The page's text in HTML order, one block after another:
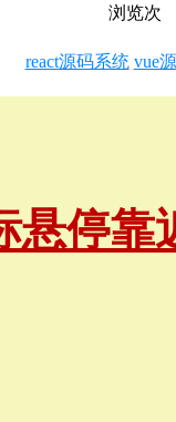
浏览次
react源码系统 vue
悬停